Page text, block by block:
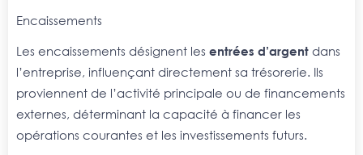
Encaissements
Les encaissements désignent les entrées d’argent dans
l’entreprise, influençant directement sa trésorerie. Ils
proviennent de l’activité principale ou de financements
externes, déterminant la capacité à financer les
opérations courantes et les investissements futurs.